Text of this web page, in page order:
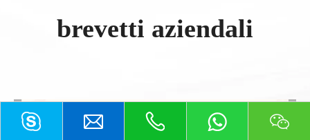
brevetti aziendali​​​​​​​